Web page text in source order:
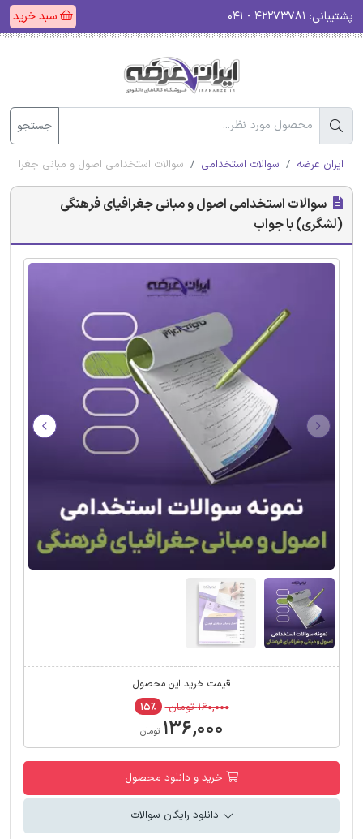
پشتیبانی: سبد خرید
جستجو
ایران عرضه سوالات استخدامی سوالات استخدامی اصول و مبانی
سوالات استخدامی اصول و مبانی جغرافیای فرهنگی
(لشگری) با جواب
قیمت خرید این محصول
۱۶۰,۰۰۰ تومان ۱۵٪
۱۳۶,۰۰۰ تومان
خرید و دانلود محصول
دانلود رایگان سوالات